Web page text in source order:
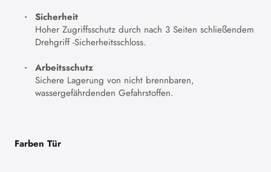
Sicherheit
Hoher Zugriffsschutz durch nach 3 Seiten schließendem
Drehgriff -Sicherheitsschloss.
Arbeitsschutz
Sichere Lagerung von nicht brennbaren,
wassergefährdenden Gefahrstoffen.
Farben Tür